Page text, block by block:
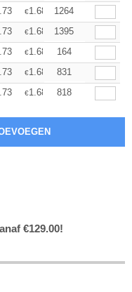
€1.68 +
1264
€1.68 +
1395
€1.68 +
164
€1.68 +
831
€1.68 +
818
€129.00!